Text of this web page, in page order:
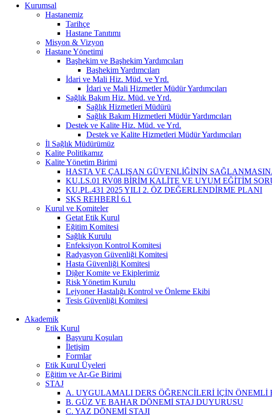
Kurumsal
Hastanemiz
Tarihçe
Hastane Tanıtımı
Misyon & Vizyon
Hastane Yönetimi
Başhekim ve Başhekim Yardımcıları
Başhekim Yardımcıları
İdari ve Mali Hiz. Müd. ve Yrd.
İdari ve Mali Hizmetler Müdür Yardımcıları
Sağlık Bakım Hiz. Müd. ve Yrd.
Sağlık Hizmetleri Müdürü
Sağlık Bakım Hizmetleri Müdür Yardımcıları
Destek ve Kalite Hiz. Müd. ve Yrd.
Destek ve Kalite Hizmetleri Müdür Yardımcıları
İl Sağlık Müdürümüz
Kalite Politikamız
Kalite Yönetim Birimi
HASTA VE ÇALIŞAN GÜVENLİĞİNİN
KU.LS.01 RV08 BİRİM KALİTE VE UYUM EĞİTİM
KU.PL.431 2025 YILI 2. ÖZ DEĞERLENDİRME PLANI
SKS REHBERİ 6.1
Kurul ve Komiteler
Getat Etik Kurul
Eğitim Komitesi
Sağlık Kurulu
Enfeksiyon Kontrol Komitesi
Radyasyon Güvenliği Komitesi
Hasta Güvenliği Komitesi
Diğer Komite ve Ekiplerimiz
Risk Yönetim Kurulu
Lejyoner Hastalığı Kontrol ve Önleme Ekibi
Tesis Güvenliği Komitesi
Akademik
Etik Kurul
Başvuru Koşuları
İletişim
Formlar
Etik Kurul Üyeleri
Eğitim ve Ar-Ge Birimi
STAJ
A. UYGULAMALI DERS ÖĞRENCİLERİ İÇİN ÖNEMLİ
B. GÜZ VE BAHAR DÖNEMİ STAJ DUYURUSU
C. YAZ DÖNEMİ STAJI